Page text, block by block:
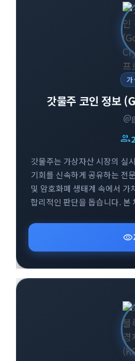
갓물주 코인 정보
group
갓물주는 가상자산 시장의 실
기회를 신속하게 공유하는 전
및 암호화폐 생태계 속에서 가
합리적인 판단을 돕습니다. 본
투자 문화를 지향합니다. 시장
투자 인사이트를 넓혀보세요.visibility